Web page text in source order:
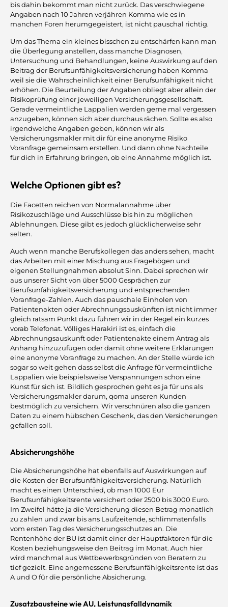
bis dahin bekommt man nicht zurück. Das verschwiegene
Angaben nach 10 Jahren verjähren Komma wie es in
manchen Foren herumgegeistert, ist nicht pauschal richtig.
Um das Thema ein kleines bisschen zu entschärfen kann man
die Überlegung anstellen, dass manche Diagnosen,
Untersuchung und Behandlungen, keine Auswirkung auf den
Beitrag der Berufsunfähigkeitsversicherung haben Komma
weil sie die Wahrscheinlichkeit einer Berufsunfähigkeit nicht
erhöhen. Die Beurteilung der Angaben obliegt aber allein der
Risikoprüfung einer jeweiligen Versicherungsgesellschaft.
Gerade vermeintliche Lappalien werden gerne mal vergessen
anzugeben, können sich aber durchaus rächen. Sollte es also
irgendwelche Angaben geben, können wir als
Versicherungsmakler mit dir für eine anonyme Risiko
Voranfrage gemeinsam erstellen. Und dann ohne Nachteile
für dich in Erfahrung bringen, ob eine Annahme möglich ist.
Welche Optionen gibt es?
Die Facetten reichen von Normalannahme über
Risikozuschläge und Ausschlüsse bis hin zu möglichen
Ablehnungen. Diese gibt es jedoch glücklicherweise sehr
selten.
Auch wenn manche Berufskollegen das anders sehen, macht
das Arbeiten mit einer Mischung aus Fragebögen und
eigenen Stellungnahmen absolut Sinn. Dabei sprechen wir
aus unserer Sicht von über 5000 Gesprächen zur
Berufsunfähigkeitsversicherung und entsprechenden
Voranfrage-Zahlen. Auch das pauschale Einholen von
Patientenakten oder Abrechnungsauskünften ist nicht immer
gleich ratsam Punkt dazu führen wir in der Regel ein kurzes
vorab Telefonat. Völliges Harakiri ist es, einfach die
Abrechnungsauskunft oder Patientenakte einem Antrag als
Anhang hinzuzufügen oder damit ohne weitere Erklärungen
eine anonyme Voranfrage zu machen. An der Stelle würde ich
sogar so weit gehen dass selbst die Anfrage für vermeintliche
Lappalien wie beispielsweise Verspannungen schon eine
Kunst für sich ist. Bildlich gesprochen geht es ja für uns als
Versicherungsmakler darum, qoma unseren Kunden
bestmöglich zu versichern. Wir verschnüren also die ganzen
Daten zu einem hübschen Geschenk, das den Versicherungen
gefallen soll.
Absicherungshöhe
Die Absicherungshöhe hat ebenfalls auf Auswirkungen auf
die Kosten der Berufsunfähigkeitsversicherung. Natürlich
macht es einen Unterschied, ob man 1000 Eur
Berufsunfähigkeitsrente versichert oder 2500 bis 3000 Euro.
Im Zweifel hätte ja die Versicherung diesen Betrag monatlich
zu zahlen und zwar bis ans Laufzeitende, schlimmstenfalls
vom ersten Tag des Versicherungsschutzes an. Die
Rentenhöhe der BU ist damit einer der Hauptfaktoren für die
Kosten beziehungsweise den Beitrag im Monat. Auch hier
wird manchmal aus Wettbewerbsgründen von Beratern zu
tief gezielt. Eine angemessene Berufsunfähigkeitsrente ist das
A und O für die persönliche Absicherung.
Zusatzbausteine wie AU, Leistungsfalldynamik